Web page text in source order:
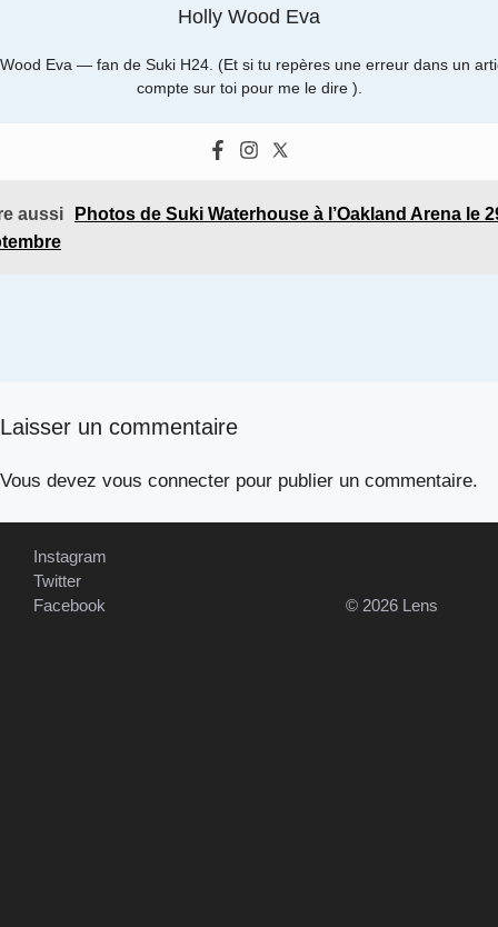
Holly Wood Eva
Eva — fan de Suki H24. (Et si tu repères une erreur dans un
compte sur toi pour me le dire ).
aussi
Photos de Suki Waterhouse à l’Oakland Arena le
Laisser un commentaire
Vous devez vous connecter pour publier un commentaire.
Instagram
Twitter
Facebook
© 2026 Lens